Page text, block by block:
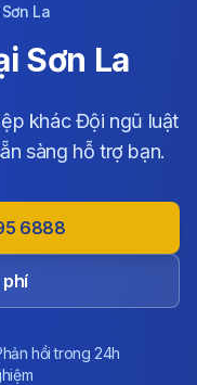
La
Sơn La
khác Đội ngũ luật
sàng hỗ trợ bạn.
6888
phí
hồi trong 24h